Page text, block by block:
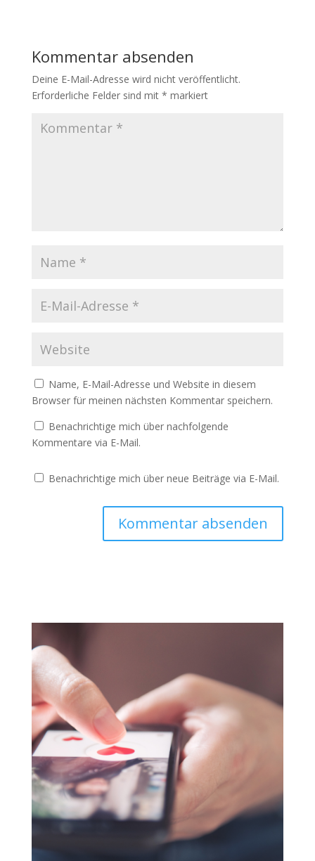
Kommentar absenden
Deine E-Mail-Adresse wird nicht veröffentlicht.
Erforderliche Felder sind mit * markiert
Name, E-Mail-Adresse und Website in diesem
Browser für meinen nächsten Kommentar speichern.
Benachrichtige mich über nachfolgende
Kommentare via E-Mail.
Benachrichtige mich über neue Beiträge via E-Mail.